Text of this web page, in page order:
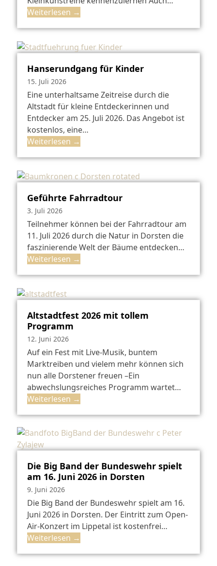
Weiterlesen →
Hanserundgang für Kinder
15. Juli 2026
Eine unterhaltsame Zeitreise durch die
Altstadt für kleine Entdeckerinnen und
Entdecker am 25. Juli 2026. Das Angebot ist
kostenlos, eine…
Weiterlesen →
Geführte Fahrradtour
3. Juli 2026
Teilnehmer können bei der Fahrradtour am
11. Juli 2026 durch die Natur in Dorsten die
faszinierende Welt der Bäume entdecken…
Weiterlesen →
Altstadtfest 2026 mit tollem
Programm
12. Juni 2026
Auf ein Fest mit Live-Musik, buntem
Marktreiben und vielem mehr können sich
nun alle Dorstener freuen –Ein
abwechslungsreiches Programm wartet…
Weiterlesen →
Die Big Band der Bundeswehr spielt
am 16. Juni 2026 in Dorsten
9. Juni 2026
Die Big Band der Bundeswehr spielt am 16.
Juni 2026 in Dorsten. Der Eintritt zum Open-
Air-Konzert im Lippetal ist kostenfrei…
Weiterlesen →